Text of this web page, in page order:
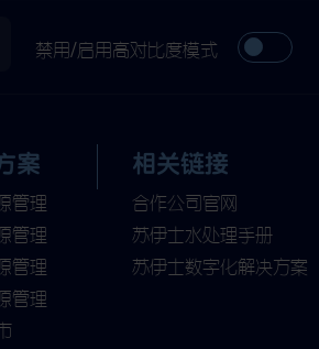
禁用/启用高对比度模式
案
管理
管理
管理
管理
相关链接
合作公司官网
苏伊士水处理手册
苏伊士数字化解决方案